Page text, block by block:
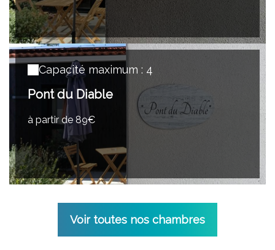
Capacité maximum : 4
Pont du Diable
à partir de 89€
Voir toutes nos chambres